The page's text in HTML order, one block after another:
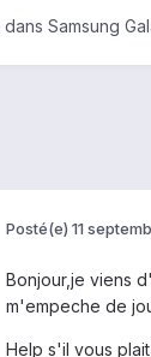
dans Samsung
Posté(e) 11
Bonjour,je viens
m'empeche de
Help s'il vous plait